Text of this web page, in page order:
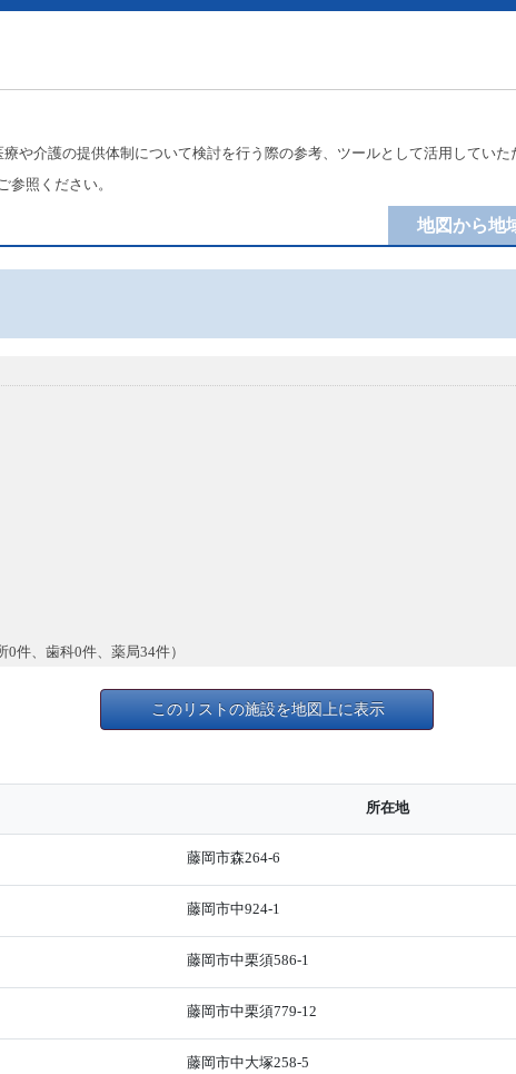
や介護の提供体制について検討を行う際の参考、ツールとして活用していた
参照ください。
地図から地
件、歯科0件、薬局34件）
このリストの施設を地図上に表示
所在地
藤岡市森264-6
藤岡市中924-1
藤岡市中栗須586-1
藤岡市中栗須779-12
藤岡市中大塚258-5